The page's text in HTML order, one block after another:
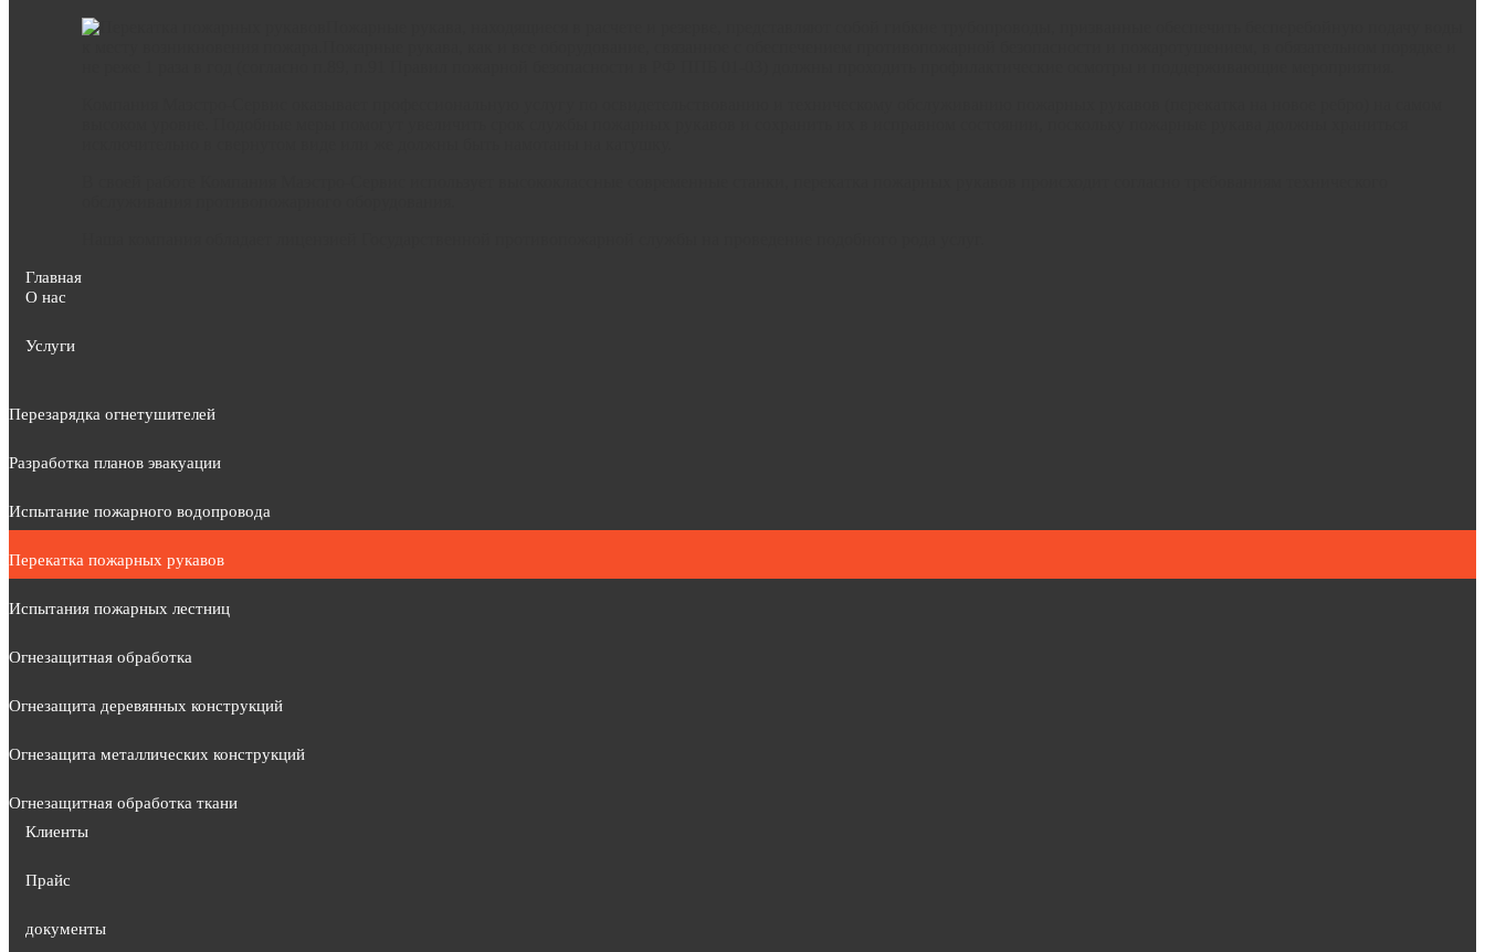
Главная
О нас
Услуги
Перезарядка огнетушителей
Разработка планов эвакуации
Испытание пожарного водопровода
Перекатка пожарных рукавов
Испытания пожарных лестниц
Огнезащитная обработка
Огнезащита деревянных конструкций
Огнезащита металлических конструкций
Огнезащитная обработка ткани
Клиенты
Прайс
документы